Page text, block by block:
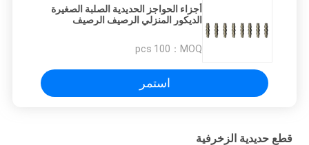
أجزاء الحواجز الحديدية الصلبة الصغيرة
الديكور المنزلي الرصيف الرصيف
MOQ：
100 pcs
استمر
قطع حديدية الزخرفية